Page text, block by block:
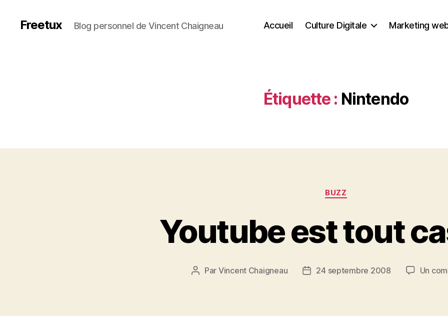
Freetux Blog personnel de Vincent Chaigneau Accueil Culture Digitale Marketing
Étiquette : Nintendo
Catégories
BUZZ
Youtube est tout
Auteur
Par Vincent Chaigneau
Date24 septembre 2008 Un